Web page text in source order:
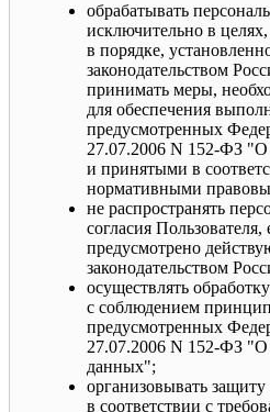
обрабатывать
исключительно в
в порядке,
законодательством
принимать меры,
для обеспечения
предусмотренных
27.07.2006 N 152-ФЗ
и принятыми в
нормативными
не распространять
согласия
предусмотрено
законодательством
осуществлять
с соблюдением
предусмотренных
27.07.2006 N 152-ФЗ "О
данных";
организовывать
в соответствии с